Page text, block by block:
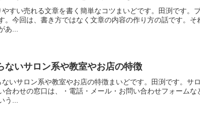
すい売れる文章を書く簡単なコツまいどです。田渕です。
。今回は、書き方ではなく文章の内容の作り方の話です。
あ...
ないサロン系や教室やお店の特徴
いサロン系や教室やお店の特徴まいどです。田渕です。サ
合わせの窓口は、・電話・メール・お問い合わせフォーム
う...